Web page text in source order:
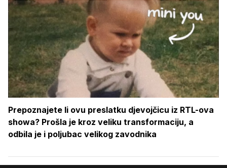
Prepoznajete li ovu preslatku djevojčicu iz RTL-ova
showa? Prošla je kroz veliku transformaciju, a
odbila je i poljubac velikog zavodnika